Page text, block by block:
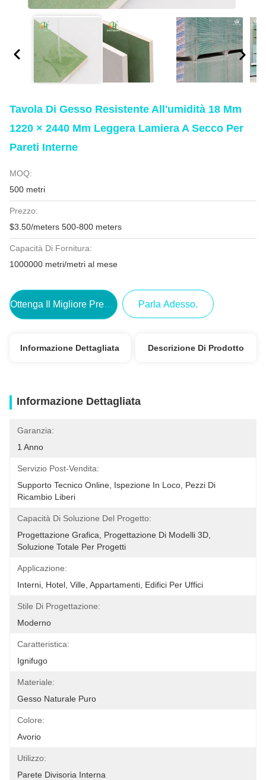
Tavola Di Gesso Resistente All'umidità 18 Mm
1220 × 2440 Mm Leggera Lamiera A Secco Per
Pareti Interne
MOQ:
500 metri
Prezzo:
$3.50/meters 500-800 meters
Capacità Di Fornitura:
1000000 metri/metri al mese
Ottenga Il Migliore Prezzo Parla Adesso.
Informazione Dettagliata Descrizione Di Prodotto
Informazione Dettagliata
Garanzia:
1 Anno
Servizio Post-Vendita:
Supporto Tecnico Online, Ispezione In Loco, Pezzi Di
Ricambio Liberi
Capacità Di Soluzione Del Progetto:
Progettazione Grafica, Progettazione Di Modelli 3D,
Soluzione Totale Per Progetti
Applicazione:
Interni, Hotel, Ville, Appartamenti, Edifici Per Uffici
Stile Di Progettazione:
Moderno
Caratteristica:
Ignifugo
Materiale:
Gesso Naturale Puro
Colore:
Avorio
Utilizzo:
Parete Divisoria Interna